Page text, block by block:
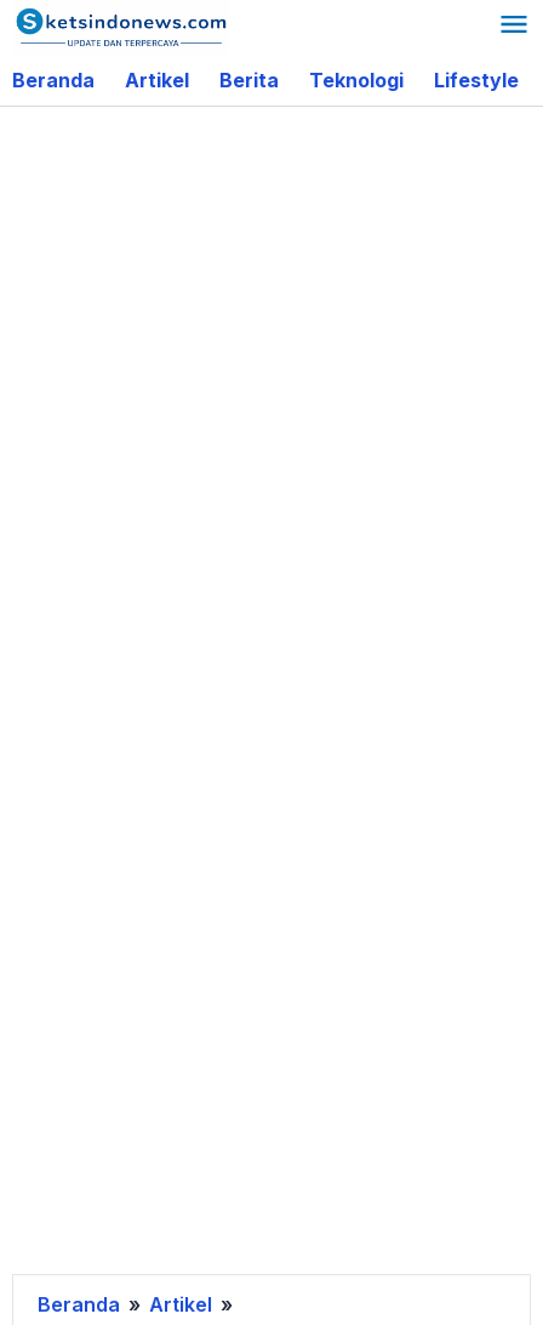
Lewati
ke
konten
Beranda Artikel Berita Teknologi Lifestyle
Beranda » Artikel »